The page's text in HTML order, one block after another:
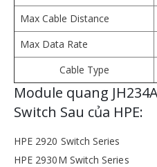
Max Cable Distance
Max Data Rate
Cable Type
Module quang
Switch Sau của HPE:
HPE 2920 Switch Series
HPE 2930M Switch Series